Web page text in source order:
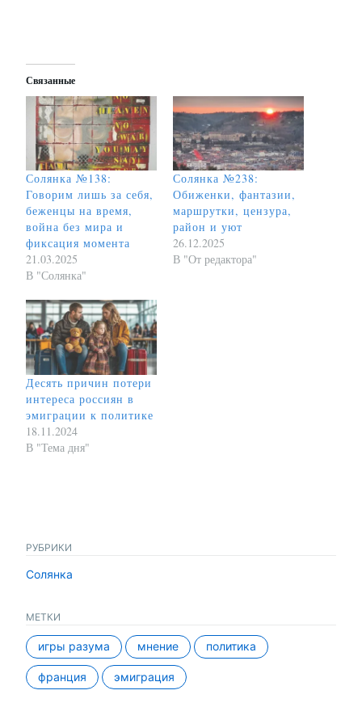
Связанные
Солянка №138:
Говорим лишь за себя,
беженцы на время,
война без мира и
фиксация момента
21.03.2025
В "Солянка"
Солянка №238:
Обиженки, фантазии,
маршрутки, цензура,
район и уют
26.12.2025
В "От редактора"
Десять причин потери
интереса россиян в
эмиграции к политике
18.11.2024
В "Тема дня"
РУБРИКИ
Солянка
МЕТКИ
игры разума мнение политика
франция эмиграция